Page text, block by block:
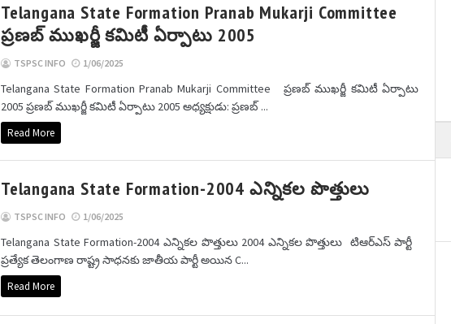
Telangana State Formation Pranab Mukarji Committee
ప్రణబ్ ముఖర్జీ కమిటీ ఏర్పాటు 2005
TSPSC INFO 1/06/2025
Telangana State Formation Pranab Mukarji Committee ప్రణబ్ ముఖర్జీ కమిటీ ఏర్పాటు
2005 ప్రణబ్ ముఖర్జీ కమిటీ ఏర్పాటు 2005 అధ్యక్షుడు: ప్రణబ్ ...
Read More
Telangana State Formation-2004 ఎన్నికల పొత్తులు
TSPSC INFO 1/06/2025
Telangana State Formation-2004 ఎన్నికల పొత్తులు 2004 ఎన్నికల పొత్తులు టిఆర్ఎస్ పార్టీ
ప్రత్యేక తెలంగాణ రాష్ట్ర సాధనకు జాతీయ పార్టీ అయిన C...
Read More